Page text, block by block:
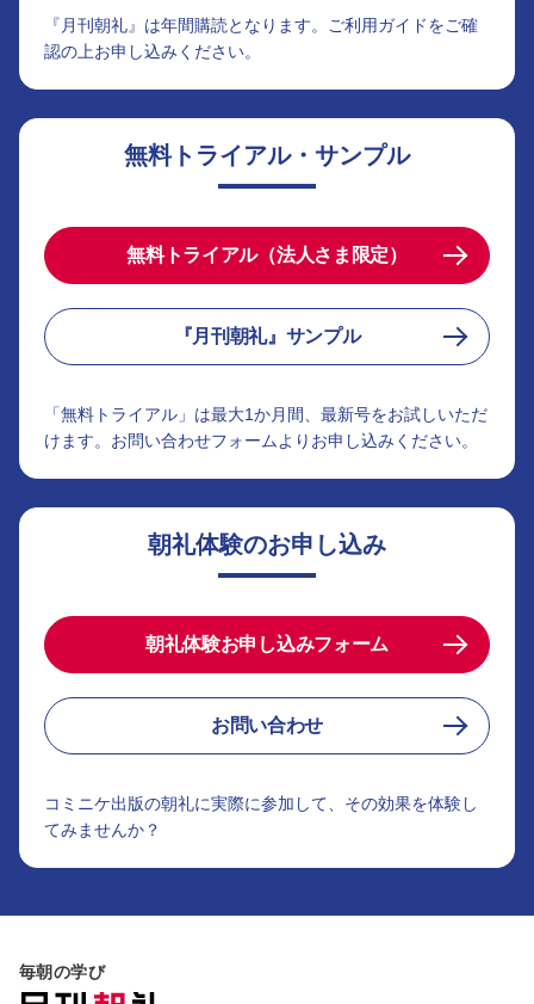
『月刊朝礼』は年間購読となります。ご利用ガイドをご確
認の上お申し込みください。
無料トライアル・サンプル
無料トライアル（法人さま限定）
『月刊朝礼』サンプル
「無料トライアル」は最大1か月間、最新号をお試しいただ
けます。お問い合わせフォームよりお申し込みください。
朝礼体験のお申し込み
朝礼体験お申し込みフォーム
お問い合わせ
コミニケ出版の朝礼に実際に参加して、その効果を体験し
てみませんか？
毎朝の学び